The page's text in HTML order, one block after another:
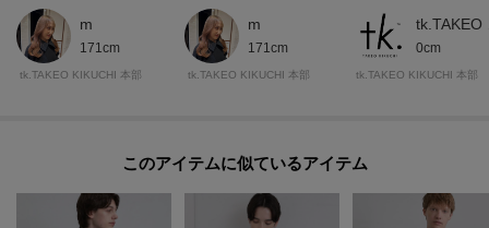
m
171cm
tk.TAKEO KIKUCHI 本部
m
171cm
tk.TAKEO KIKUCHI 本部
0cm
tk.TAKEO KIKUCHI 本部
このアイテムに似ているアイテム